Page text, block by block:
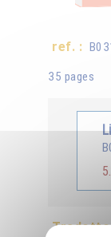
ref. :
35 pages
Tradotto